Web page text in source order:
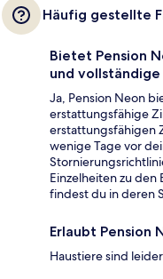
Häufig gestellte
Bietet Pension
und vollständige
Ja, Pension Neon
erstattungsfähige
erstattungsfähigen
wenige Tage vor
Einzelheiten zu
findest du in deren
Erlaubt Pension
Haustiere sind